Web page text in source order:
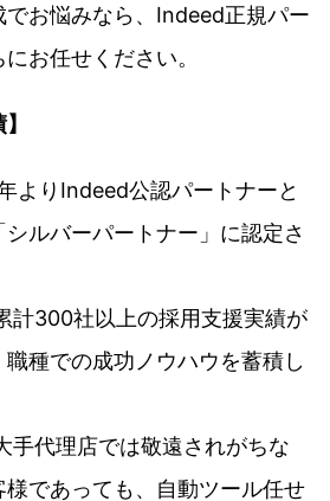
でお悩みなら、Indeed正規パー
お任せください。
よりIndeed公認パートナーと
シルバーパートナー」に認定さ
計300社以上の採用支援実績が
種での成功ノウハウを蓄積し
手代理店では敬遠されがちな
様であっても、自動ツール任せ